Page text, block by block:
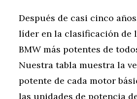
Después de casi cinco
líder en la clasificación de
BMW más potentes de
Nuestra tabla muestra la
potente de cada motor
las unidades de potencia